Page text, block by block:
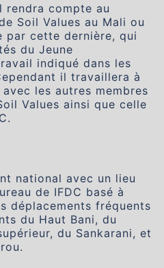
rendra compte au
Soil Values au Mali ou
par cette dernière, qui
du Jeune
indiqué dans les
il travaillera à
les autres membres
Values ainsi que celle
national avec un lieu
de IFDC basé à
déplacements fréquents
du Haut Bani, du
du Sankarani, et